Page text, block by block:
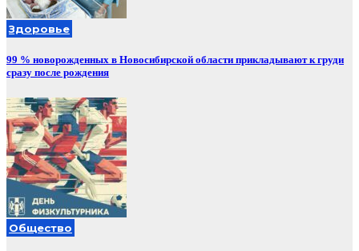
Здоровье
99 % новорожденных в Новосибирской области прикладывают к груди
сразу после рождения
Общество